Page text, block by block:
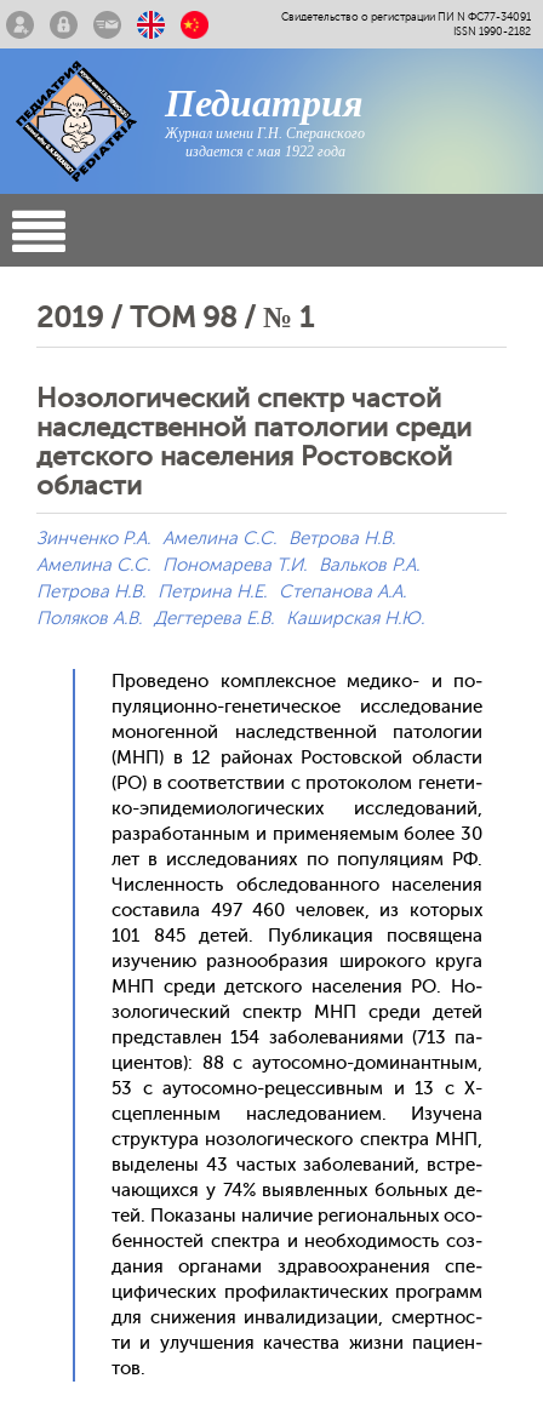
Свидетельство о регистрации ПИ N ФС77-34091
ISSN 1990-2182
Педиатрия
Журнал имени Г.Н. Сперанского
издается с мая 1922 года
2019 / ТОМ 98 / № 1
Нозологический спектр частой
наследственной патологии среди
детского населения Ростовской
области
Зинченко Р.А. Амелина С.С.
Ветрова Н.В.
Амелина С.С.
Пономарева Т.И.
Вальков Р.А.
Петрова Н.В.
Петрина Н.Е.
Степанова А.А.
Поляков А.В. Дегтерева Е.В. Каширская Н.Ю.
Про­веде­но ком­плексное ме­дико- и по­
пуля­ци­он­но-ге­нети­чес­кое ис­сле­дова­ние
мо­ноген­ной нас­ледс­твен­ной па­толо­гии
(МНП) в 12 рай­онах Рос­тов­ской об­ласти
(РО) в со­от­ветс­твии с про­токо­лом ге­нети­
ко-эпи­деми­оло­гичес­ких ис­сле­дова­ний,
раз­ра­ботан­ным и при­меня­емым бо­лее 30
лет в ис­сле­дова­ни­ях по по­пуля­ци­ям РФ.
Чис­ленность об­сле­дован­но­го на­селе­ния
сос­та­вила 497 460 че­ловек, из ко­торых
101 845 де­тей. Пуб­ли­кация пос­вя­щена
изу­чению раз­но­об­ра­зия ши­роко­го кру­га
МНП сре­ди дет­ско­го на­селе­ния РО. Но­
золо­гичес­кий спектр МНП сре­ди де­тей
пред­став­лен 154 за­боле­вани­ями (713 па­
ци­ен­тов): 88 с а­уто­сом­но-до­минан­тным,
53 с а­уто­сом­но-ре­цес­сивным и 13 с Х-
сцеп­ленным нас­ле­дова­ни­ем. Изу­чена
струк­ту­ра но­золо­гичес­ко­го спек­тра МНП,
вы­деле­ны 43 час­тых за­боле­ваний, встре­
ча­ющих­ся у 74% вы­яв­ленных боль­ных де­
тей. По­каза­ны на­личие ре­ги­ональ­ных осо­
бен­ностей спек­тра и не­об­хо­димость соз­
да­ния ор­га­нами здра­во­ох­ра­нения спе­
цифи­чес­ких про­филак­ти­чес­ких прог­рамм
для сни­жения ин­ва­лиди­зации, смер­тнос­
ти и улуч­ше­ния ка­чес­тва жиз­ни па­ци­ен­
тов.